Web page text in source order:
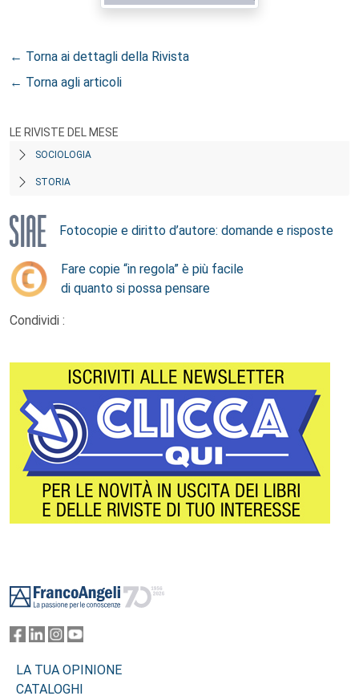
← Torna ai dettagli della Rivista
← Torna agli articoli
LE RIVISTE DEL MESE
SOCIOLOGIA
STORIA
Fotocopie e diritto d’autore: domande e risposte
Fare copie “in regola” è più facile
di quanto si possa pensare
Condividi :
LA TUA OPINIONE
CATALOGHI